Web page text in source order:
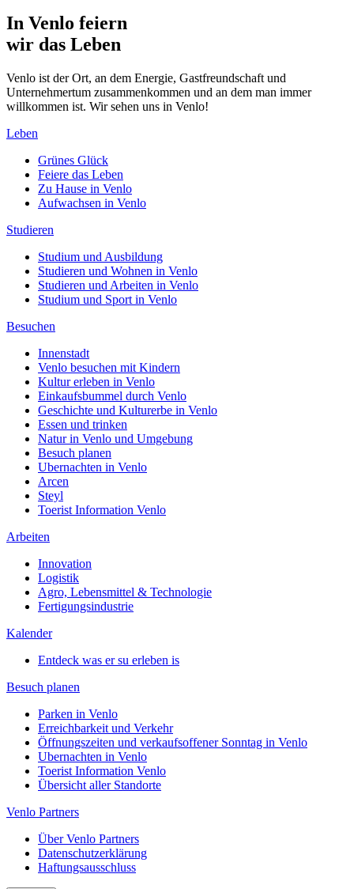
In Venlo feiern
wir das Leben
Venlo ist der Ort, an dem Energie, Gastfreundschaft und
Unternehmertum zusammenkommen und an dem man immer
willkommen ist. Wir sehen uns in Venlo!
Leben
Grünes Glück
Feiere das Leben
Zu Hause in Venlo
Aufwachsen in Venlo
Studieren
Studium und Ausbildung
Studieren und Wohnen in Venlo
Studieren und Arbeiten in Venlo
Studium und Sport in Venlo
Besuchen
Innenstadt
Venlo besuchen mit Kindern
Kultur erleben in Venlo
Einkaufsbummel durch Venlo
Geschichte und Kulturerbe in Venlo
Essen und trinken
Natur in Venlo und Umgebung
Besuch planen
Ubernachten in Venlo
Arcen
Steyl
Toerist Information Venlo
Arbeiten
Innovation
Logistik
Agro, Lebensmittel & Technologie
Fertigungsindustrie
Kalender
Entdeck was er su erleben is
Besuch planen
Parken in Venlo
Erreichbarkeit und Verkehr
Öffnungszeiten und verkaufsoffener Sonntag in Venlo
Ubernachten in Venlo
Toerist Information Venlo
Übersicht aller Standorte
Venlo Partners
Über Venlo Partners
Datenschutzerklärung
Haftungsausschluss